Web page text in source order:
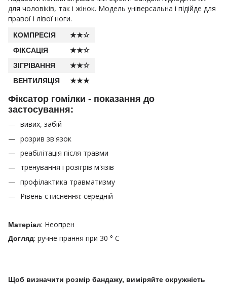
для чоловіків, так і жінок. Модель універсальна і підійде для
правої і лівої ноги.
КОМПРЕСІЯ
★★☆
ФІКСАЦІЯ
★★☆
ЗІГРІВАННЯ
★★☆
ВЕНТИЛЯЦІЯ
★★★
Фіксатор гомілки - показання до
застосування:
вивих, забій
розрив зв'язок
реабілітація після травми
тренування і розігрів м'язів
профілактика травматизму
Рівень стиснення: середній
Матеріал: Неопрен
Догляд: ручне прання при 30 ° C
Щоб визначити розмір бандажу, виміряйте окружність